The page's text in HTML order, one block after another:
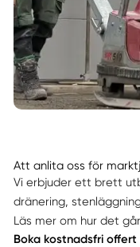
Att anlita oss för
Vi erbjuder ett brett
dränering,
Läs mer om hur det
Boka kostnadsfri offert